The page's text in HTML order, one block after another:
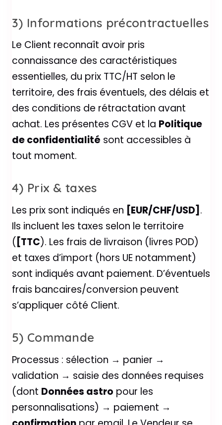
3) Informations précontractuelles
Le Client reconnaît avoir pris
connaissance des caractéristiques
essentielles, du prix TTC/HT selon le
territoire, des frais éventuels, des délais et
des conditions de rétractation avant
achat. Les présentes CGV et la Politique
de confidentialité sont accessibles à
tout moment.
4) Prix & taxes
Les prix sont indiqués en [EUR/CHF/USD] .
Ils incluent les taxes selon le territoire
( [TTC). Les frais de livraison (livres POD)
et taxes d’import (hors UE notamment)
sont indiqués avant paiement. D’éventuels
frais bancaires/conversion peuvent
s’appliquer côté Client.
5) Commande
Processus : sélection → panier →
validation → saisie des données requises
(dont Données astro pour les
personnalisations) → paiement →